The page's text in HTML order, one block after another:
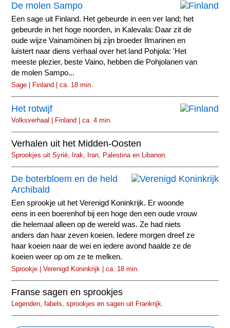
De molen Sampo
Een sage uit Finland. Het gebeurde in een ver land; het
gebeurde in het hoge noorden, in Kalevala: Daar zit de
oude wijze Vainamöinen bij zijn broeder Ilmarinen en
luistert naar diens verhaal over het land Pohjola: 'Het
meeste plezier, beste Vaino, hebben die Pohjolanen van
de molen Sampo...
Sage | Finland | ca. 18 min.
Het rotwijf
Volksverhaal | Finland | ca. 4 min.
Verhalen uit het Midden-Oosten
Sprookjes uit Syrië, Irak, Iran, Palestina en Libanon.
De boterbloem en de held
Archibald
Een sprookje uit het Verenigd Koninkrijk. Er woonde
eens in een boerenhof bij een hoge den een oude vrouw
die helemaal alleen op de wereld was. Ze had niets
anders dan haar zeven koeien. Iedere morgen dreef ze
haar koeien naar de wei en iedere avond haalde ze de
koeien weer op om ze te melken.
Sprookje | Verenigd Koninkrijk | ca. 18 min.
Franse sagen en sprookjes
Legenden, fabels, sprookjes en sagen uit Frankrijk.